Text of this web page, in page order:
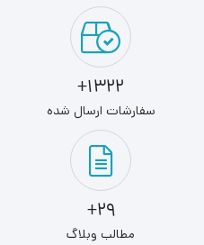
1322+
سفارشات ارسال شده
29+
مطالب وبلاگ